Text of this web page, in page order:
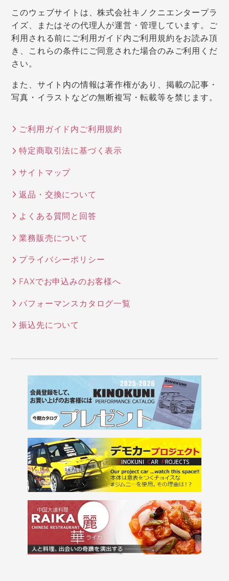
このウェブサイトは、株式会社キノクニエンタープラ
イズ、またはその代理人が運営・管理しています。ご
利用される前にご利用ガイド内ご利用規約をお読み頂
き、これらの条件にご同意された場合のみご利用くだ
さい。
また、サイト内の情報は著作権があり、掲載の記事・
写真・イラストなどの無断複写・転載等を禁じます。
ご利用ガイド内ご利用規約
特定商取引法に基づく表示
サイトマップ
返品・交換について
よくある質問と回答
業務販売について
プライバシーポリシー
FAXでお申込みのお客様へ
パフォーマンスカタログ一覧
振込先について